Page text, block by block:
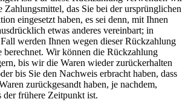
Zahlungsmittel, das Sie bei der ursprünglichen
eingesetzt haben, es sei denn, mit Ihnen
etwas anderes vereinbart; in
werden Ihnen wegen dieser Rückzahlung
berechnet. Wir können die Rückzahlung
bis wir die Waren wieder zurückerhalten
bis Sie den Nachweis erbracht haben, dass
zurückgesandt haben, je nachdem,
der frühere Zeitpunkt ist.